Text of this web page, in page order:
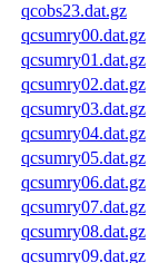
qcobs23.dat.gz
qcsumry00.dat.gz
qcsumry01.dat.gz
qcsumry02.dat.gz
qcsumry03.dat.gz
qcsumry04.dat.gz
qcsumry05.dat.gz
qcsumry06.dat.gz
qcsumry07.dat.gz
qcsumry08.dat.gz
qcsumry09.dat.gz